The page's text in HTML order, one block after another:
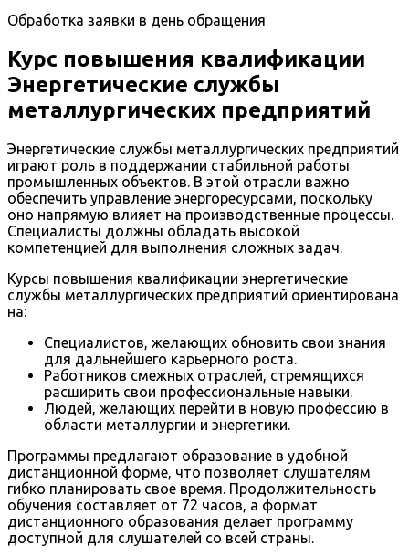
Обработка заявки в день обращения
Курс повышения квалификации
Энергетические службы
металлургических предприятий
Энергетические службы металлургических предприятий
играют роль в поддержании стабильной работы
промышленных объектов. В этой отрасли важно
обеспечить управление энергоресурсами, поскольку
оно напрямую влияет на производственные процессы.
Специалисты должны обладать высокой
компетенцией для выполнения сложных задач.
Курсы повышения квалификации энергетические
службы металлургических предприятий ориентирована
на:
Специалистов, желающих обновить свои знания
для дальнейшего карьерного роста.
Работников смежных отраслей, стремящихся
расширить свои профессиональные навыки.
Людей, желающих перейти в новую профессию в
области металлургии и энергетики.
Программы предлагают образование в удобной
дистанционной форме, что позволяет слушателям
гибко планировать свое время. Продолжительность
обучения составляет от 72 часов, а формат
дистанционного образования делает программу
доступной для слушателей со всей страны.